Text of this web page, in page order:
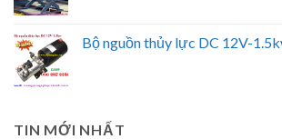
Bộ nguồn thủy lực DC 12V-
TIN MỚI NHẤT